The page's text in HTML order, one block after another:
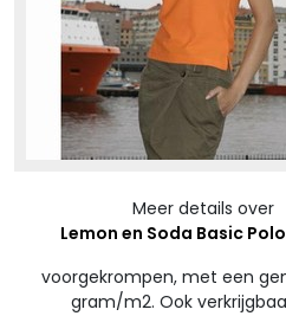
Meer details over
Lemon en Soda Basic
voorgekrompen, met een
gram/m2. Ook